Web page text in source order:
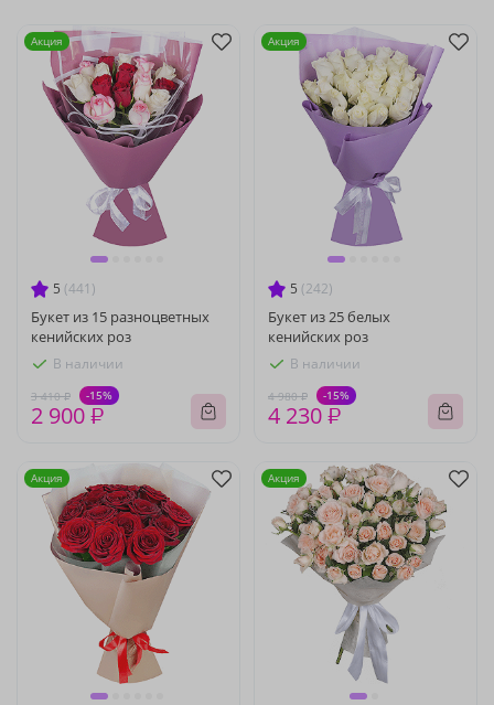
5 (441)
Букет из 15 разноцветных
кенийских роз
В наличии
3 410 ₽ -15%
2 900 ₽
Акция
5 (242)
Букет из 25 белых
кенийских роз
В наличии
4 980 ₽ -15%
4 230 ₽
Акция
Акция Акция